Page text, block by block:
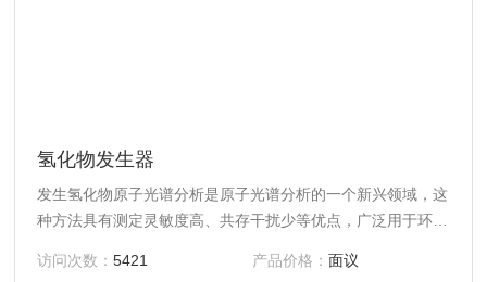
氢化物发生器
发生氢化物原子光谱分析是原子光谱分析的一个新兴领域，这
种方法具有测定灵敏度高、共存干扰少等优点，广泛用于环
访问次数：5421 产品价格： 面议